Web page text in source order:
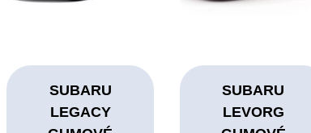
SUBARU
LEGACY
SUBARU
LEVORG